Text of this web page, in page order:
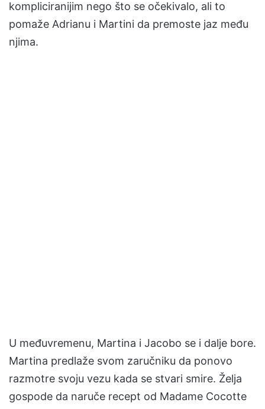
kompliciranijim nego što se očekivalo, ali to
pomaže Adrianu i Martini da premoste jaz među
njima.
U međuvremenu, Martina i Jacobo se i dalje bore.
Martina predlaže svom zaručniku da ponovo
razmotre svoju vezu kada se stvari smire. Želja
gospode da naruče recept od Madame Cocotte